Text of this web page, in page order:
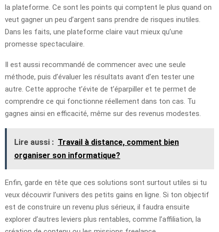
la plateforme. Ce sont les points qui comptent le plus quand on
veut gagner un peu d’argent sans prendre de risques inutiles.
Dans les faits, une plateforme claire vaut mieux qu’une
promesse spectaculaire.
Il est aussi recommandé de commencer avec une seule
méthode, puis d’évaluer les résultats avant d’en tester une
autre. Cette approche t’évite de t’éparpiller et te permet de
comprendre ce qui fonctionne réellement dans ton cas. Tu
gagnes ainsi en efficacité, même sur des revenus modestes.
Lire aussi : Travail à distance, comment bien
organiser son informatique?
Enfin, garde en tête que ces solutions sont surtout utiles si tu
veux découvrir l’univers des petits gains en ligne. Si ton objectif
est de construire un revenu plus sérieux, il faudra ensuite
explorer d’autres leviers plus rentables, comme l’affiliation, la